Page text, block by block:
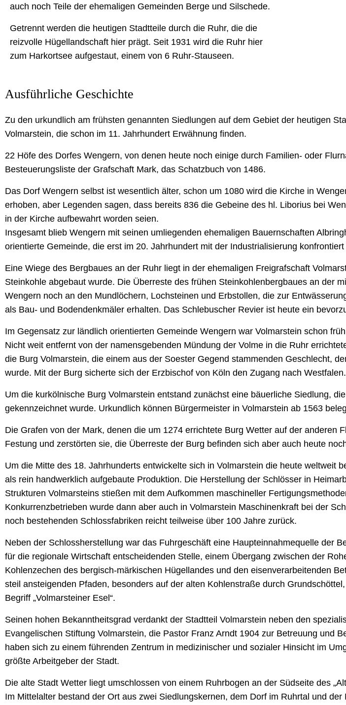
auch noch Teile der ehemaligen Gemeinden Berge und Silschede.
Getrennt werden die heutigen Stadtteile durch die Ruhr, die die
reizvolle Hügellandschaft hier prägt. Seit 1931 wird die Ruhr hier
zum Harkortsee aufgestaut, einem von 6 Ruhr-Stauseen.
Ausführliche Geschichte
Zu den urkundlich am frühsten genannten Siedlungen auf dem Gebiet der heutigen
Volmarstein, die schon im 11. Jahrhundert Erwähnung finden.
22 Höfe des Dorfes Wengern, von denen heute noch einige durch Familien- oder
Besteuerungsliste der Grafschaft Mark, das Schatzbuch von 1486.
Das Dorf Wengern selbst ist wesentlich älter, schon um 1080 wird die Kirche in
erhoben, aber Legenden sagen, dass bereits 836 die Gebeine des hl. Liborius bei
in der Kirche aufbewahrt worden seien.
Insgesamt blieb Wengern mit seinen umliegenden ehemaligen Bauernschaften
orientierte Gemeinde, die erst im 20. Jahrhundert mit der Industrialisierung konfrontiert
Eine Wiege des Bergbaues an der Ruhr liegt in der ehemaligen Freigrafschaft
Steinkohle abgebaut wurde. Die Überreste des frühen Steinkohlenbergbaues an der
Wengern noch an den Mundlöchern, Lochsteinen und Erbstollen, die zur
als Bau- und Bodendenkmäler erhalten. Das Schlebuscher Revier ist heute ein
Im Gegensatz zur ländlich orientierten Gemeinde Wengern war Volmarstein schon
Nicht weit entfernt von der namensgebenden Mündung der Volme in die Ruhr
die Burg Volmarstein, die einem aus der Soester Gegend stammenden Geschlecht,
wurde. Mit der Burg sicherte sich der Erzbischof von Köln den Zugang nach Westfalen.
Um die kurkölnische Burg Volmarstein entstand zunächst eine bäuerliche Siedlung,
gekennzeichnet wurde. Urkundlich können Bürgermeister in Volmarstein ab 1563
Die Grafen von der Mark, denen die um 1274 errichtete Burg Wetter auf der anderen
Festung und zerstörten sie, die Überreste der Burg befinden sich aber auch heute
Um die Mitte des 18. Jahrhunderts entwickelte sich in Volmarstein die heute weltweit
als rein handwerklich aufgebaute Produktion. Die Herstellung der Schlösser in
Strukturen Volmarsteins stießen mit dem Aufkommen maschineller
Konkurrenzbetrieben wurde dann aber auch in Volmarstein Maschinenkraft bei der
noch bestehenden Schlossfabriken reicht teilweise über 100 Jahre zurück.
Neben der Schlossherstellung war das Fuhrgeschäft eine Haupteinnahmequelle der
für die regionale Wirtschaft entscheidenden Stelle, einem Übergang zwischen der
Kohlenzechen des bergisch-märkischen Hügellandes und den eisenverarbeitenden
steil ansteigenden Pfaden, besonders auf der alten Kohlenstraße durch
Begriff „Volmarsteiner Esel“.
Seinen hohen Bekanntheitsgrad verdankt der Stadtteil Volmarstein neben den
Evangelischen Stiftung Volmarstein, die Pastor Franz Arndt 1904 zur Betreuung und
haben sich zu einem führenden Zentrum in medizinischer und sozialer Hinsicht im
größte Arbeitgeber der Stadt.
Die alte Stadt Wetter liegt umschlossen von einem Ruhrbogen an der Südseite des
Im Mittelalter bestand der Ort aus zwei Siedlungskernen, dem Dorf im Ruhrtal und